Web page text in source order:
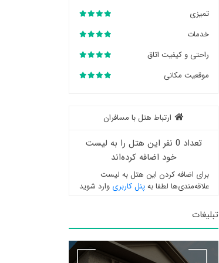
تمیزی
خدمات
راحتی و کیفیت اتاق
موقعیت مکانی
ارتباط هتل با مسافران
تعداد 0 نفر این هتل را به لیست
خود اضافه کرده‌اند
برای اضافه کردن این هتل به لیست
علاقه‌مندی‌ها لطفا بهپنل کاربری وارد شوید
تبلیغات